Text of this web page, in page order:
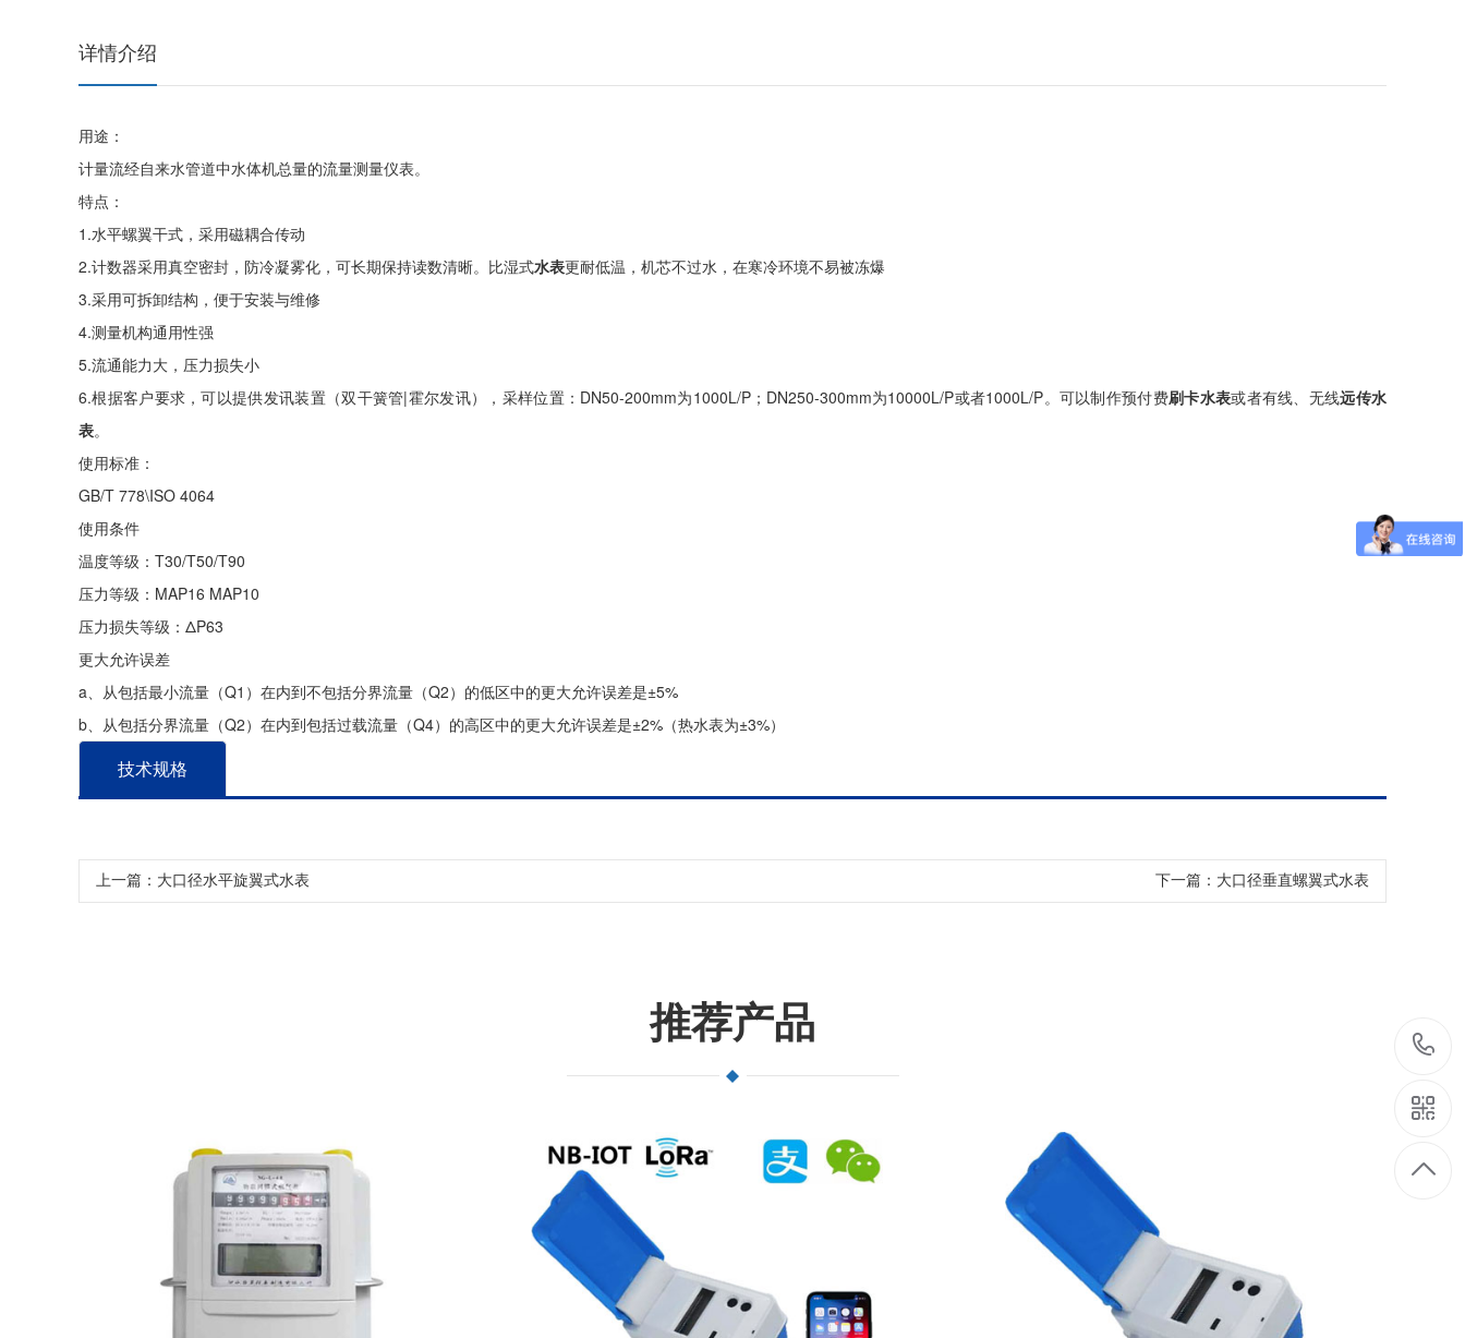
详情介绍
用途：
计量流经自来水管道中水体机总量的流量测量仪表。
特点：
1.水平螺翼干式，采用磁耦合传动
2.计数器采用真空密封，防冷凝雾化，可长期保持读数清晰。比湿式水表更耐低温，机芯不过水，在寒冷环境不易被冻爆
3.采用可拆卸结构，便于安装与维修
4.测量机构通用性强
5.流通能力大，压力损失小
6.根据客户要求，可以提供发讯装置（双干簧管|霍尔发讯），采样位置：DN50-200mm为1000L/P；DN250-300mm为10000L/P或者1000L/P。可以制作预付费刷卡水表或者有线、无线远传水
表。
使用标准：
GB/T 778\ISO 4064
使用条件
温度等级：T30/T50/T90
压力等级：MAP16 MAP10
压力损失等级：ΔP63
更大允许误差
a、从包括最小流量（Q1）在内到不包括分界流量（Q2）的低区中的更大允许误差是±5%
b、从包括分界流量（Q2）在内到包括过载流量（Q4）的高区中的更大允许误差是±2%（热水表为±3%）
技术规格
上一篇：大口径水平旋翼式水表 下一篇：大口径垂直螺翼式水表
推荐产品